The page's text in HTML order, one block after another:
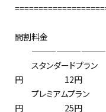
月額料
間割料金
スタンダード
円 12円
プレミアムプ
円 25円